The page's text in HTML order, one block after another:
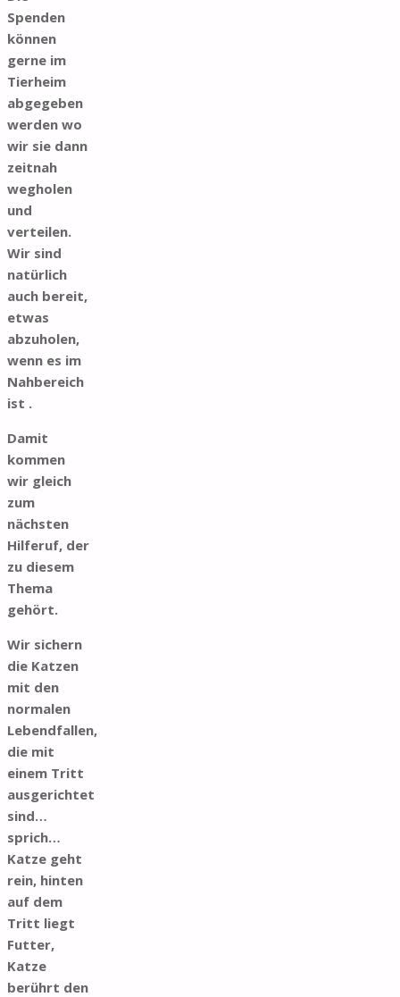
Spenden
können
gerne im
Tierheim
abgegeben
werden wo
wir sie dann
zeitnah
wegholen
und
verteilen.
Wir sind
natürlich
auch bereit,
etwas
abzuholen,
wenn es im
Nahbereich
ist .
Damit
kommen
wir gleich
zum
nächsten
Hilferuf, der
zu diesem
Thema
gehört.
Wir sichern
die Katzen
mit den
normalen
Lebendfallen,
die mit
einem Tritt
ausgerichtet
sind…
sprich…
Katze geht
rein, hinten
auf dem
Tritt liegt
Futter,
Katze
berührt den